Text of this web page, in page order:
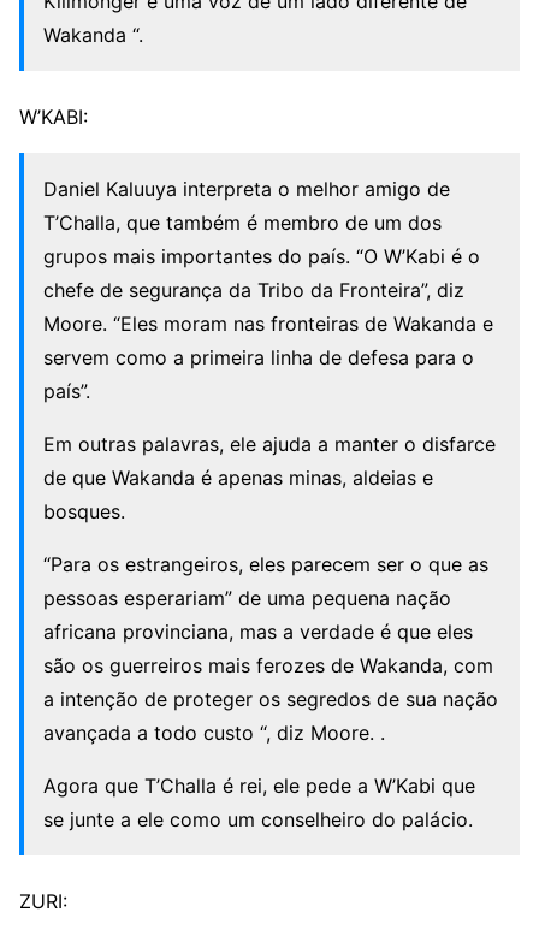
Wakanda “.
W’KABI:
Daniel Kaluuya interpreta o melhor amigo de
T’Challa, que também é membro de um dos
grupos mais importantes do país. “O W’Kabi é o
chefe de segurança da Tribo da Fronteira”, diz
Moore. “Eles moram nas fronteiras de Wakanda e
servem como a primeira linha de defesa para o
país”.
Em outras palavras, ele ajuda a manter o disfarce
de que Wakanda é apenas minas, aldeias e
bosques.
“Para os estrangeiros, eles parecem ser o que as
pessoas esperariam” de uma pequena nação
africana provinciana, mas a verdade é que eles
são os guerreiros mais ferozes de Wakanda, com
a intenção de proteger os segredos de sua nação
avançada a todo custo “, diz Moore. .
Agora que T’Challa é rei, ele pede a W’Kabi que
se junte a ele como um conselheiro do palácio.
ZURI: